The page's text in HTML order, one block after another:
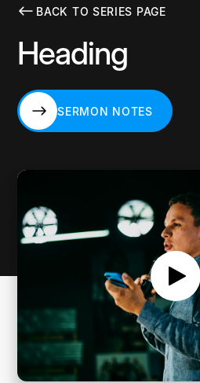
BACK TO SERIES PAGE
Heading
SERMON NOTES